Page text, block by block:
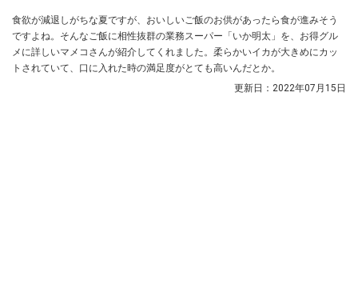
食欲が減退しがちな夏ですが、おいしいご飯のお供があったら食が進みそう
ですよね。そんなご飯に相性抜群の業務スーパー「いか明太」を、お得グル
メに詳しいマメコさんが紹介してくれました。柔らかいイカが大きめにカッ
トされていて、口に入れた時の満足度がとても高いんだとか。
更新日： 2022年07月15日